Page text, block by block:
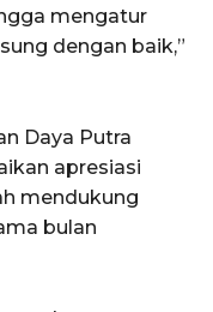
mengatur
dengan baik,”
Daya Putra
apresiasi
mendukung
bulan